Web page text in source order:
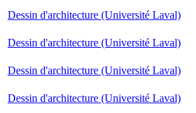
Dessin d'architecture (Université Laval)
Dessin d'architecture (Université Laval)
Dessin d'architecture (Université Laval)
Dessin d'architecture (Université Laval)